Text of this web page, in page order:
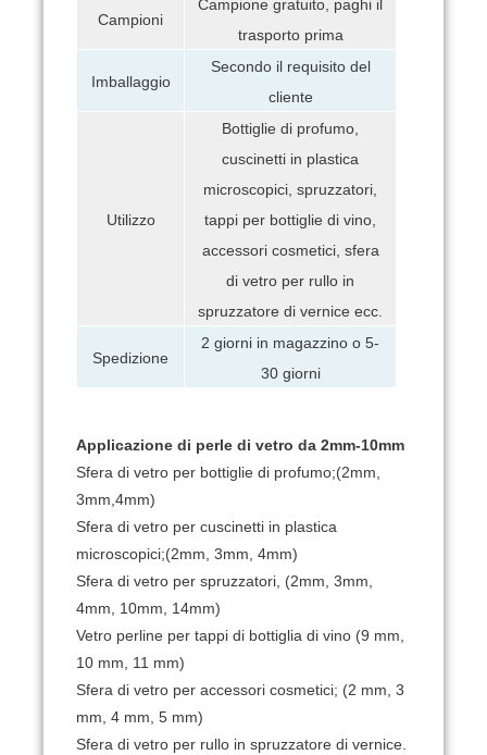
Campioni
Campione gratuito, paghi il
trasporto prima
Imballaggio
Secondo il requisito del
cliente
Utilizzo
Bottiglie di profumo,
cuscinetti in plastica
microscopici, spruzzatori,
tappi per bottiglie di vino,
accessori cosmetici, sfera
di vetro per rullo in
spruzzatore di vernice ecc.
Spedizione
2 giorni in magazzino o 5-
30 giorni
Applicazione di perle di vetro da 2mm-10mm
Sfera di vetro per bottiglie di profumo;(2mm,
3mm,4mm)
Sfera di vetro per cuscinetti in plastica
microscopici;(2mm, 3mm, 4mm)
Sfera di vetro per spruzzatori, (2mm, 3mm,
4mm, 10mm, 14mm)
Vetro perline per tappi di bottiglia di vino (9 mm,
10 mm, 11 mm)
Sfera di vetro per accessori cosmetici; (2 mm, 3
mm, 4 mm, 5 mm)
Sfera di vetro per rullo in spruzzatore di vernice.